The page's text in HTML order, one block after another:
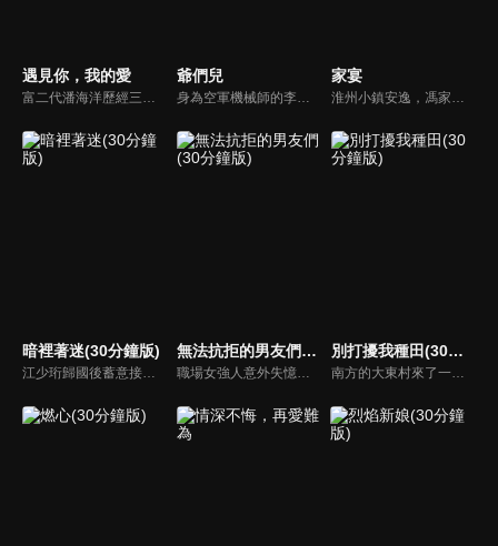
遇見你，我的愛
富二代潘海洋歷經三次失敗婚姻，認為金錢阻礙愛情。唯第一任妻子陸雪怡真心待他。好友伊軒勸他隱藏身份。他在酒吧對芭蕾舞演員韓夢瑤一見鍾情。便化身業務經理與她相戀。熱戀中潘海洋決定娶韓夢瑤，卻在婚前發現韓夢瑤三年前曾是自己公司員工，進而揭開伊軒與韓夢瑤為還債設局圖謀他財產的陰謀...
爺們兒
身為空軍機械師的李國生與“黑五類”子女許婷深深相愛，卻被從小一起長大的戰友劉全有舉報，被迫退伍。回家後，又因許婷而掀起了巨大的家庭波瀾。多年後許婷再次出現時，本已心如止水，心思全放在撫養女兒身上的李國生卻再次因為仗義而惹上了麻煩。一段真情貫穿始終，命運的翻騰卻從不止息。
家宴
淮州小鎮安逸，馮家四子女三人在北京發展，老馮頭盼團聚，大女兒大米卻想接家人入京。大米餐館因妹夫皮大聰欠債受牽連，老馮頭與對手鄭叔比刀工失敗暈倒。姑姑馮翠珍與鄭叔因父親反對未婚，三女兒果果的婚事也因意外受阻，家族矛盾不斷。
暗裡著迷(30分鐘版)
江少珩歸國後蓄意接近服裝設計師蘇半夏，直到衛高陽暴露出江少珩接近蘇半夏的真實目的，蘇半夏深覺背叛而與江少珩分手。而已經無法離開蘇半夏的江少珩，用真心再次追回蘇半夏，上演追妻火葬場並重歸於好。之後，兩人查清當年真相，最終衛氏姐弟雙雙落網，一切塵埃落定。
無法抗拒的男友們(30分鐘版)
職場女強人意外失憶後重啟人生，一覺醒來，竟與公司老闆、部門總監、實習生三人同時「戀愛」。通過這甜蜜浪漫、驚險刺激又難以抉擇的感情生活後，最終發現愛情真正的意義。
別打擾我種田(30分鐘版)
南方的大東村來了一位不速之客林現，他是林氏集團百億資產的唯一繼承人，在爺爺強勢壓迫下，家世顯赫的他空降莊家找到自己傳說中門當戶對的未婚妻，決定說服她自願解除婚約。